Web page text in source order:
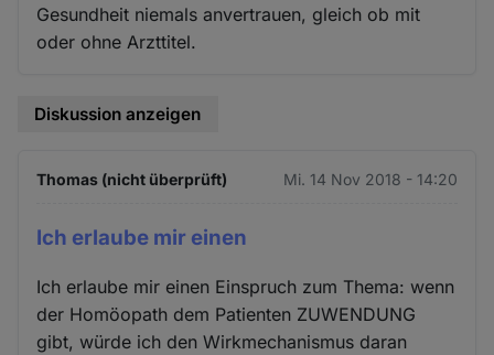
Gesundheit niemals anvertrauen, gleich ob mit
oder ohne Arzttitel.
Diskussion anzeigen
Thomas (nicht überprüft) Mi. 14 Nov 2018 - 14:20
Ich erlaube mir einen
Ich erlaube mir einen Einspruch zum Thema: wenn
der Homöopath dem Patienten ZUWENDUNG
gibt, würde ich den Wirkmechanismus daran